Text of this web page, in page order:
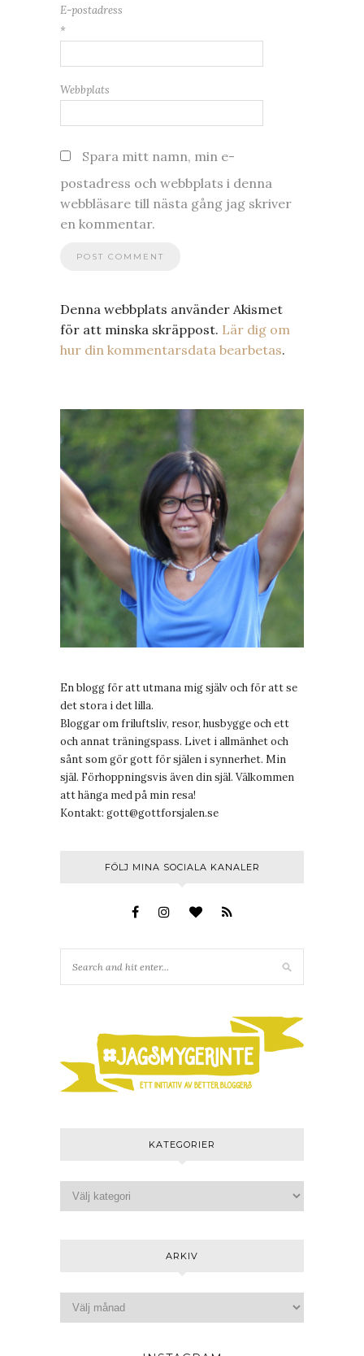
E-postadress
*
Webbplats
Spara mitt namn, min e-
postadress och webbplats i denna
webbläsare till nästa gång jag skriver
en kommentar.
Denna webbplats använder Akismet
för att minska skräppost. Lär dig om
hur din kommentarsdata bearbetas.
En blogg för att utmana mig själv och för att se
det stora i det lilla.
Bloggar om friluftsliv, resor, husbygge och ett
och annat träningspass. Livet i allmänhet och
sånt som gör gott för själen i synnerhet. Min
själ. Förhoppningsvis även din själ. Välkommen
att hänga med på min resa!
Kontakt: gott@gottforsjalen.se
FÖLJ MINA SOCIALA KANALER
KATEGORIER
ARKIV